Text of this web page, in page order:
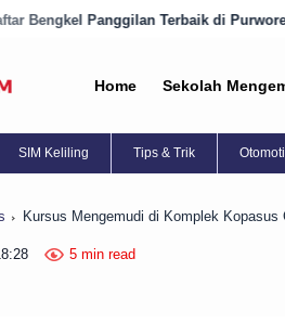
di Purworejo Sekarang! 9
Home Sekolah
SIM Keliling Tips & Trik
Kursus Mengemudi di Komplek Kopasus
5 min read